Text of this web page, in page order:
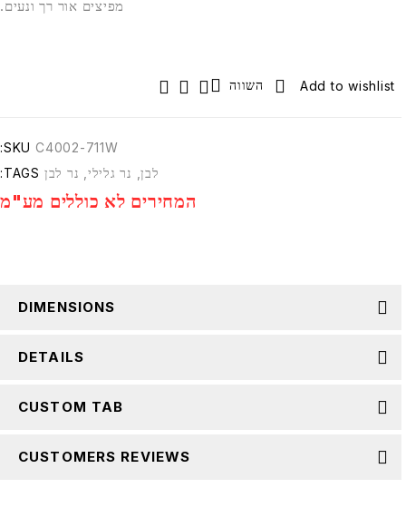
מפיצים אור רך ונעים.
השווה
SKU:
C4002-711W
TAGS:
לבן, נר גלילי, נר לבן
המחירים לא כוללים מע"מ
DIMENSIONS
DETAILS
CUSTOM TAB
CUSTOMERS REVIEWS